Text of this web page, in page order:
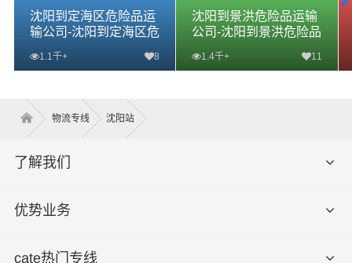
沈阳到定海区危险品运
输公司-沈阳到定海区危
海区危险品专线
1.1千+ 8
沈阳到景洪危险品运输
公司-沈阳到景洪危险品
险品专线
1.4千+ 11
物流专线 沈阳站
了解我们
优势业务
cate热门专线